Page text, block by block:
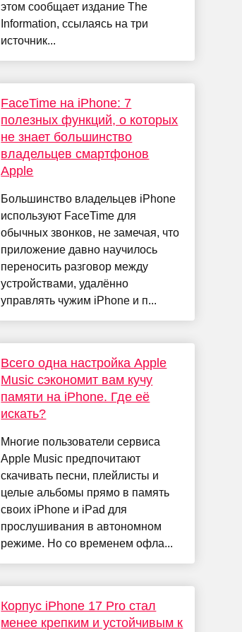
этом сообщает издание The
Information, ссылаясь на три
источник...
FaceTime на iPhone: 7
полезных функций, о которых
не знает большинство
владельцев смартфонов
Apple
Большинство владельцев iPhone
используют FaceTime для
обычных звонков, не замечая, что
приложение давно научилось
переносить разговор между
устройствами, удалённо
управлять чужим iPhone и п...
Всего одна настройка Apple
Music сэкономит вам кучу
памяти на iPhone. Где её
искать?
Многие пользователи сервиса
Apple Music предпочитают
скачивать песни, плейлисты и
целые альбомы прямо в память
своих iPhone и iPad для
прослушивания в автономном
режиме. Но со временем офла...
Корпус iPhone 17 Pro стал
менее крепким и устойчивым к